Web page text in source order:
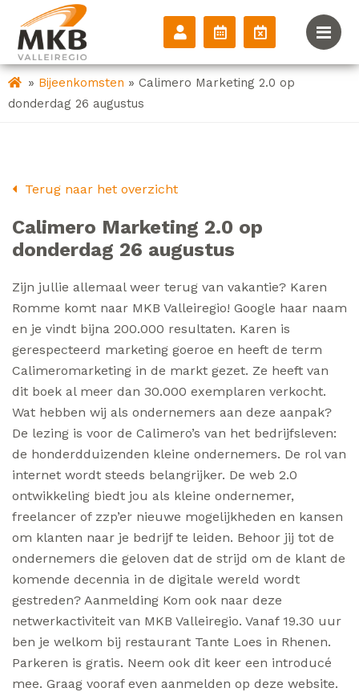
» Bijeenkomsten » Calimero Marketing 2.0 op
donderdag 26 augustus
Terug naar het overzicht
Calimero Marketing 2.0 op
donderdag 26 augustus
Zijn jullie allemaal weer terug van vakantie? Karen
Romme komt naar MKB Valleiregio! Google haar naam
en je vindt bijna 200.000 resultaten. Karen is
gerespecteerd marketing goeroe en heeft de term
Calimeromarketing in de markt gezet. Ze heeft van
dit boek al meer dan 30.000 exemplaren verkocht.
Wat hebben wij als ondernemers aan deze aanpak?
De lezing is voor de Calimero’s van het bedrijfsleven:
de honderdduizenden kleine ondernemers. De rol van
internet wordt steeds belangrijker. De web 2.0
ontwikkeling biedt jou als kleine ondernemer,
freelancer of zzp’er nieuwe mogelijkheden en kansen
om klanten naar je bedrijf te leiden. Behoor jij tot de
ondernemers die geloven dat de strijd om de klant de
komende decennia in de digitale wereld wordt
gestreden? Aanmelding Kom ook naar deze
netwerkactiviteit van MKB Valleiregio. Vanaf 19.30 uur
ben je welkom bij restaurant Tante Loes in Rhenen.
Parkeren is gratis. Neem ook dit keer een introducé
mee. Graag vooraf even aanmelden op deze website.